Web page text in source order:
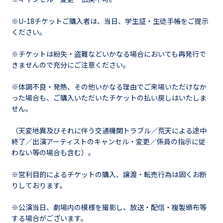
※U-18チケットご購入者は、当日、学生証・生徒手帳をご提示
ください。
※チケットは紛失・盗難などいかなる場合においても再発行で
きませんので充分にご注意ください。
※体調不良・発熱、その他いかなる理由でご来場いただけなか
った場合も、ご購入いただいたチケットの払い戻しはいたしま
せん。
（天変地異及びそれに伴う交通機関トラブル／荒天による途中
終了／出演アーティストのキャンセル・変更／係員の指示に従
わない等の場合も含む）。
※営利目的によるチケットの購入、譲渡・転売行為は固くお断
りしております。
※公演当日、劇場内の模様を撮影し、放送・配信・複製頒布等
する場合がございます。